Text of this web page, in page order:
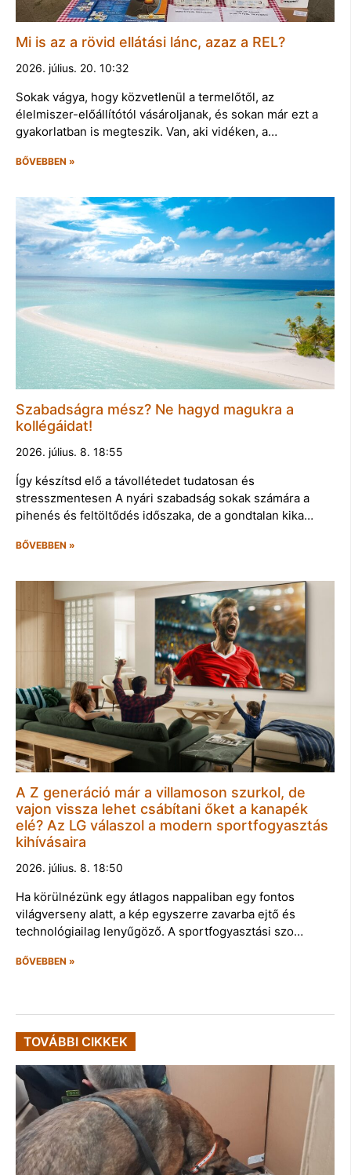
Mi is az a rövid ellátási lánc, azaz a REL?
2026. július. 20. 10:32
Sokak vágya, hogy közvetlenül a termelőtől, az
élelmiszer-előállítótól vásároljanak, és sokan már ezt a
gyakorlatban is megteszik. Van, aki vidéken, a…
BŐVEBBEN »
Szabadságra mész? Ne hagyd magukra a
kollégáidat!
2026. július. 8. 18:55
Így készítsd elő a távollétedet tudatosan és
stresszmentesen A nyári szabadság sokak számára a
pihenés és feltöltődés időszaka, de a gondtalan kika…
BŐVEBBEN »
A Z generáció már a villamoson szurkol, de
vajon vissza lehet csábítani őket a kanapék
elé? Az LG válaszol a modern sportfogyasztás
kihívásaira
2026. július. 8. 18:50
Ha körülnézünk egy átlagos nappaliban egy fontos
világverseny alatt, a kép egyszerre zavarba ejtő és
technológiailag lenyűgöző. A sportfogyasztási szo…
BŐVEBBEN »
TOVÁBBI CIKKEK